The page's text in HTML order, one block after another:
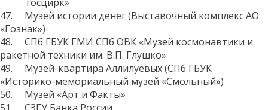
47. Музей истории денег (Выставочный комплекс АО
«Гознак»)
48. СПб ГБУК ГМИ СПб ОВК «Музей космонавтики и
ракетной техники им. В.П. Глушко»
49. Музей-квартира Аллилуевых (СПб ГБУК
«Историко-мемориальный музей «Смольный»)
50. Музей «Арт и Факты»